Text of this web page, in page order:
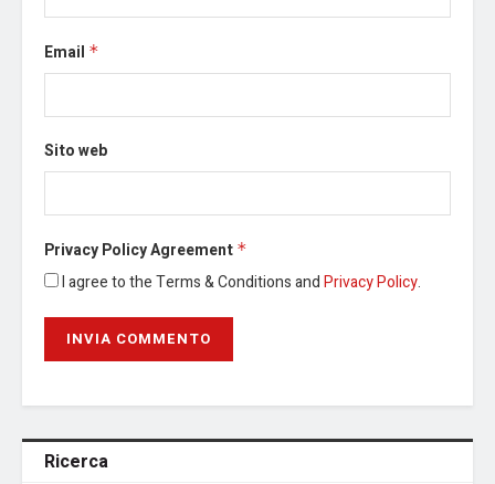
Email *
Sito web
Privacy Policy Agreement *
I agree to the Terms & Conditions andPrivacy Policy.
Ricerca